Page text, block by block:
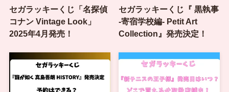
セガラッキーくじ「名探偵
コナン Vintage Look」
2025年4月発売！
セガラッキーくじ『 黒執事
-寄宿学校編- Petit Art
Collection』発売決定！